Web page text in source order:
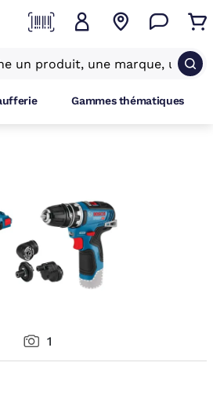
Gammes thématiques
1